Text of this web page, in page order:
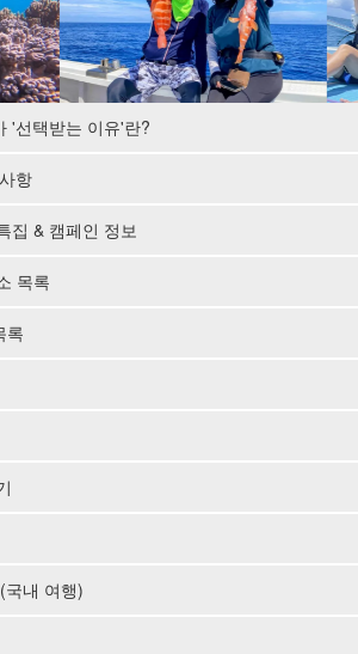
'선택받는 이유'란?
항
집 & 캠페인 정보
목록
록
국내 여행)